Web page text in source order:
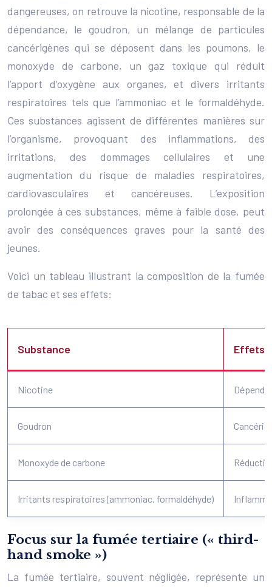
dangereuses, on retrouve la nicotine, responsable de la
dépendance, le goudron, un mélange de particules
cancérigènes qui se déposent dans les poumons, le
monoxyde de carbone, un gaz toxique qui réduit
l’apport d’oxygène aux organes, et divers irritants
respiratoires tels que l’ammoniac et le formaldéhyde.
Ces substances agissent de différentes manières sur
l’organisme, provoquant des inflammations, des
irritations, des dommages cellulaires et une
augmentation du risque de maladies respiratoires,
cardiovasculaires et cancéreuses. L’exposition
prolongée à ces substances, même à faible dose, peut
avoir des conséquences graves pour la santé des
jeunes.
Voici un tableau illustrant la composition de la fumée
de tabac et ses effets:
Substance Effets
Nicotine
Goudron
Monoxyde de carbone
Irritants respiratoires (ammoniac, formaldéhyde)
Focus sur la fumée tertiaire (« third-
hand smoke »)
La fumée tertiaire, souvent négligée, représente un